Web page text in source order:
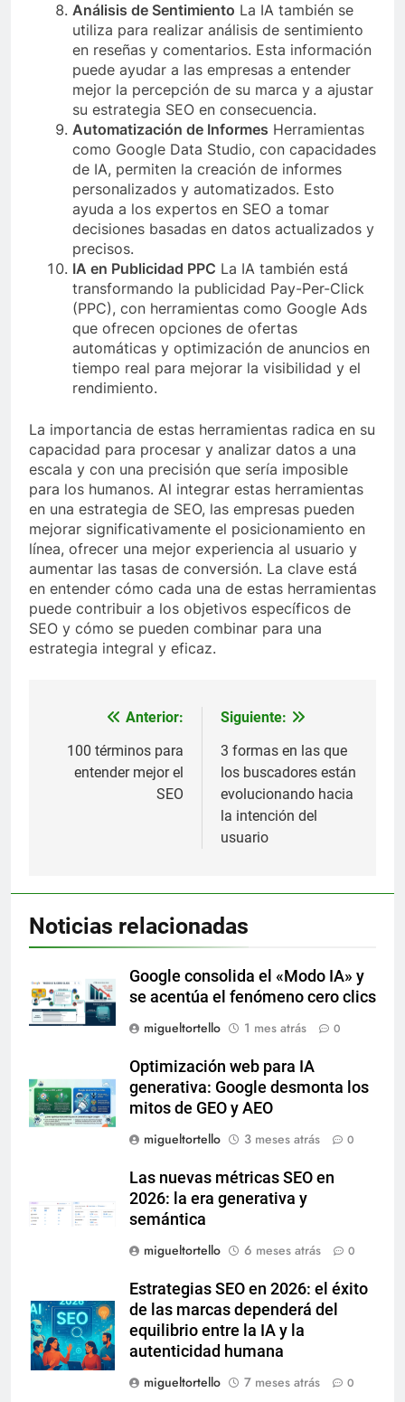
Análisis de Sentimiento La IA también se
utiliza para realizar análisis de sentimiento
en reseñas y comentarios. Esta información
puede ayudar a las empresas a entender
mejor la percepción de su marca y a ajustar
su estrategia SEO en consecuencia.
Automatización de Informes Herramientas
como Google Data Studio, con capacidades
de IA, permiten la creación de informes
personalizados y automatizados. Esto
ayuda a los expertos en SEO a tomar
decisiones basadas en datos actualizados y
precisos.
IA en Publicidad PPC La IA también está
transformando la publicidad Pay-Per-Click
(PPC), con herramientas como Google Ads
que ofrecen opciones de ofertas
automáticas y optimización de anuncios en
tiempo real para mejorar la visibilidad y el
rendimiento.
La importancia de estas herramientas radica en su
capacidad para procesar y analizar datos a una
escala y con una precisión que sería imposible
para los humanos. Al integrar estas herramientas
en una estrategia de SEO, las empresas pueden
mejorar significativamente el posicionamiento en
línea, ofrecer una mejor experiencia al usuario y
aumentar las tasas de conversión. La clave está
en entender cómo cada una de estas herramientas
puede contribuir a los objetivos específicos de
SEO y cómo se pueden combinar para una
estrategia integral y eficaz.
Navegación
de
Anterior:
100 términos para
entender mejor el
SEO
Siguiente:
3 formas en las que
los buscadores están
evolucionando hacia
la intención del
usuario
Noticias relacionadas
Google consolida el «Modo IA» y
se acentúa el fenómeno cero clics
migueltortello
1 mes atrás 0
Optimización web para IA
generativa: Google desmonta los
mitos de GEO y AEO
migueltortello
3 meses atrás 0
Las nuevas métricas SEO en
2026: la era generativa y
semántica
migueltortello
6 meses atrás 0
Estrategias SEO en 2026: el éxito
de las marcas dependerá del
equilibrio entre la IA y la
autenticidad humana
migueltortello
7 meses atrás 0